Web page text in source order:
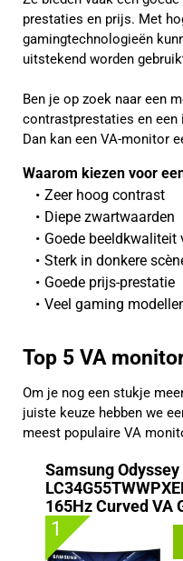
prestaties en prijs. Met
gamingtechnologieën
uitstekend worden
Ben je op zoek naar een
contrastprestaties en een
Dan kan een VA-monitor
Waarom kiezen voor
Zeer hoog contrast
Diepe zwartwaarden
Goede beeldkwaliteit
Sterk in donkere
Goede prijs-prestatie
Veel gaming
Top 5 VA
Om je nog een stukje
juiste keuze hebben we
meest populaire VA
Samsung Odyssey
165Hz Curved VA
1